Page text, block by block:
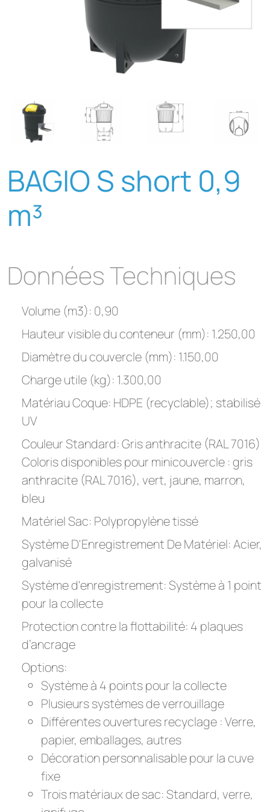
BAGIO S short 0,9
m³
Données Techniques
Volume (m3): 0,90
Hauteur visible du conteneur (mm): 1.250,00
Diamètre du couvercle (mm): 1.150,00
Charge utile (kg): 1.300,00
Matériau Coque: HDPE (recyclable); stabilisé
UV
Couleur Standard: Gris anthracite (RAL 7016)
Coloris disponibles pour minicouvercle : gris
anthracite (RAL 7016), vert, jaune, marron,
bleu
Matériel Sac: Polypropylène tissé
Système D'Enregistrement De Matériel: Acier,
galvanisé
Système d'enregistrement: Système à 1 point
pour la collecte
Protection contre la flottabilité: 4 plaques
d’ancrage
Options:
Système à 4 points pour la collecte
Plusieurs systèmes de verrouillage
Différentes ouvertures recyclage : Verre,
papier, emballages, autres
Décoration personnalisable pour la cuve
fixe
Trois matériaux de sac: Standard, verre,